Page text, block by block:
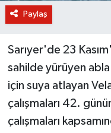
Paylaş
Sarıyer'de 23
sahilde yürüyen
için suya atlayan
çalışmaları 42.
çalışmaları